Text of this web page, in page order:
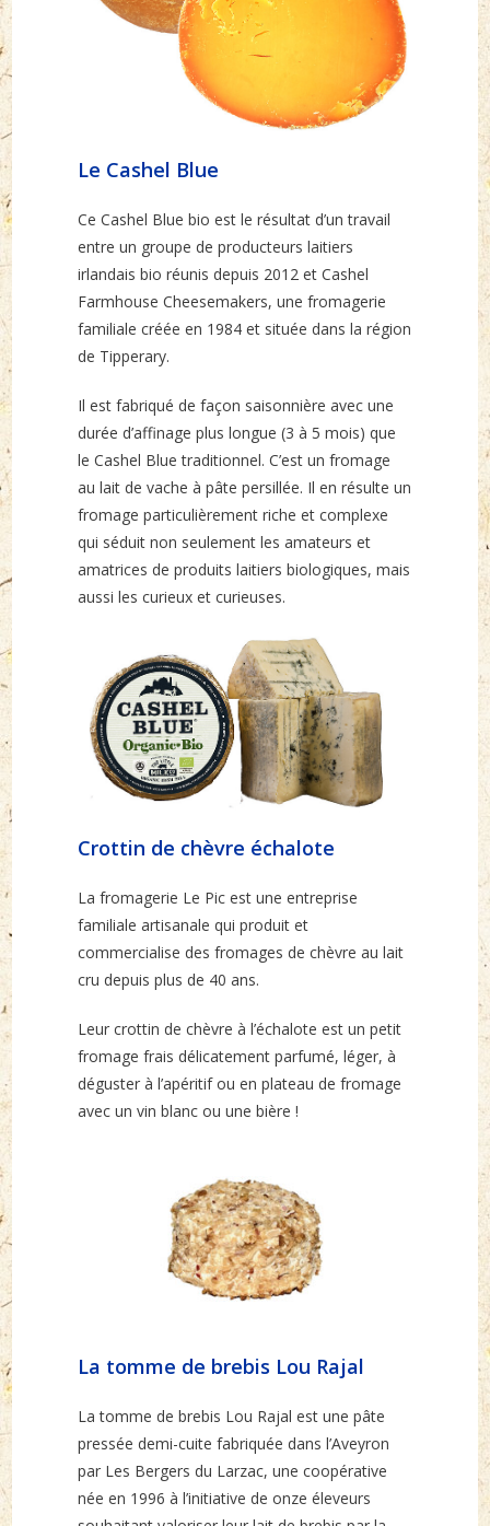
Le Cashel Blue
Ce Cashel Blue bio est le résultat d’un travail
entre un groupe de producteurs laitiers
irlandais bio réunis depuis 2012 et Cashel
Farmhouse Cheesemakers, une fromagerie
familiale créée en 1984 et située dans la région
de Tipperary.
Il est fabriqué de façon saisonnière avec une
durée d’affinage plus longue (3 à 5 mois) que
le Cashel Blue traditionnel. C’est un fromage
au lait de vache à pâte persillée. Il en résulte un
fromage particulièrement riche et complexe
qui séduit non seulement les amateurs et
amatrices de produits laitiers biologiques, mais
aussi les curieux et curieuses.
Crottin de chèvre échalote
La fromagerie Le Pic est une entreprise
familiale artisanale qui produit et
commercialise des fromages de chèvre au lait
cru depuis plus de 40 ans.
Leur crottin de chèvre à l’échalote est un petit
fromage frais délicatement parfumé, léger, à
déguster à l’apéritif ou en plateau de fromage
avec un vin blanc ou une bière !
La tomme de brebis Lou Rajal
La tomme de brebis Lou Rajal est une pâte
pressée demi-cuite fabriquée dans l’Aveyron
par Les Bergers du Larzac, une coopérative
née en 1996 à l’initiative de onze éleveurs